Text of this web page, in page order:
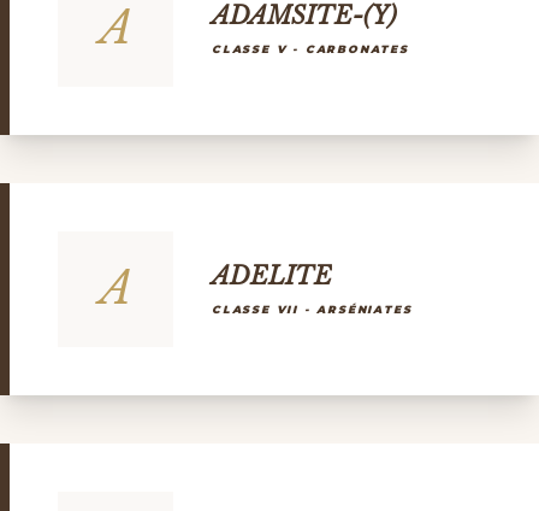
A ADAMSITE-(Y)
CLASSE V - CARBONATES
A ADELITE
CLASSE VII - ARSÉNIATES